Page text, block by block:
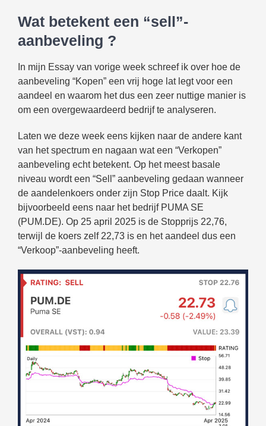
Wat betekent een “sell”-
aanbeveling ?
In mijn Essay van vorige week schreef ik over hoe de
aanbeveling “Kopen” een vrij hoge lat legt voor een
aandeel en waarom het dus een zeer nuttige manier is
om een overgewaardeerd bedrijf te analyseren.
Laten we deze week eens kijken naar de andere kant
van het spectrum en nagaan wat een “Verkopen”
aanbeveling echt betekent. Op het meest basale
niveau wordt een “Sell” aanbeveling gedaan wanneer
de aandelenkoers onder zijn Stop Price daalt. Kijk
bijvoorbeeld eens naar het bedrijf PUMA SE
(PUM.DE). Op 25 april 2025 is de Stopprijs 22,76,
terwijl de koers zelf 22,73 is en het aandeel dus een
“Verkoop”-aanbeveling heeft.